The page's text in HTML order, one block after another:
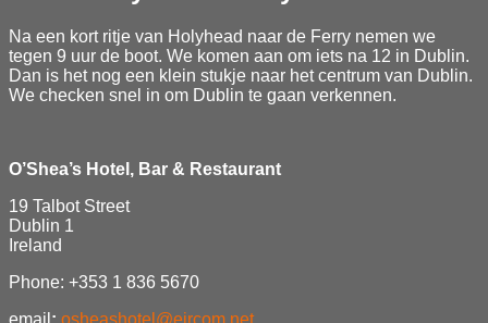
Na een kort ritje van Holyhead naar de Ferry nemen we
tegen 9 uur de boot. We komen aan om iets na 12 in Dublin.
Dan is het nog een klein stukje naar het centrum van Dublin.
We checken snel in om Dublin te gaan verkennen.
O’Shea’s Hotel, Bar & Restaurant
19 Talbot Street
Dublin 1
Ireland
Phone: +353 1 836 5670
email : osheashotel@eircom.net